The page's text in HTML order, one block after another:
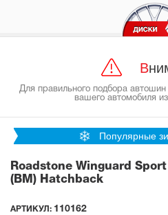
Для правильного подбора
вашего автомобиля
Популярные
Roadstone Winguard
(BM) Hatchback
АРТИКУЛ: 110162